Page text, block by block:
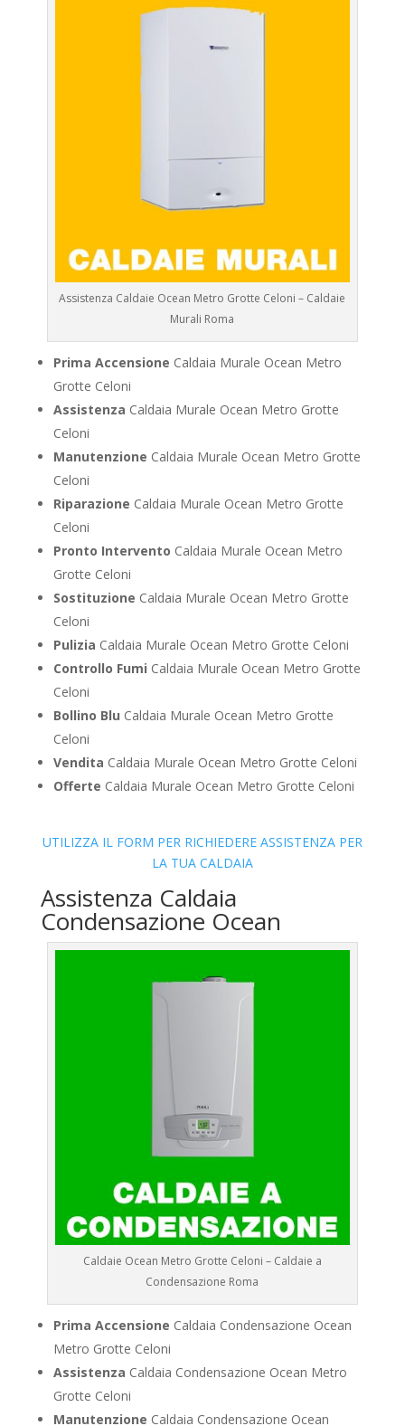
Assistenza Caldaie Ocean Metro Grotte Celoni – Caldaie
Murali Roma
Prima Accensione Caldaia Murale Ocean Metro
Grotte Celoni
Assistenza Caldaia Murale Ocean Metro Grotte
Celoni
Manutenzione Caldaia Murale Ocean Metro Grotte
Celoni
Riparazione Caldaia Murale Ocean Metro Grotte
Celoni
Pronto Intervento Caldaia Murale Ocean Metro
Grotte Celoni
Sostituzione Caldaia Murale Ocean Metro Grotte
Celoni
Pulizia Caldaia Murale Ocean Metro Grotte Celoni
Controllo Fumi Caldaia Murale Ocean Metro Grotte
Celoni
Bollino Blu Caldaia Murale Ocean Metro Grotte
Celoni
Vendita Caldaia Murale Ocean Metro Grotte Celoni
Offerte Caldaia Murale Ocean Metro Grotte Celoni
UTILIZZA IL FORM PER RICHIEDERE ASSISTENZA PER
LA TUA CALDAIA
Assistenza Caldaia
Condensazione Ocean
Caldaie Ocean Metro Grotte Celoni – Caldaie a
Condensazione Roma
Prima Accensione Caldaia Condensazione Ocean
Metro Grotte Celoni
Assistenza Caldaia Condensazione Ocean Metro
Grotte Celoni
Manutenzione Caldaia Condensazione Ocean